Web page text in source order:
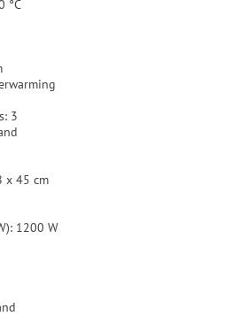
°C
3
x 45 cm
1200 W